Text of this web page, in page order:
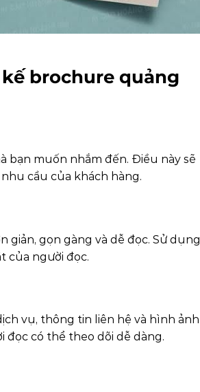
brochure quảng
bạn muốn nhắm đến. Điều này sẽ
cầu của khách hàng.
gọn gàng và dễ đọc. Sử dụng
của người đọc.
vụ, thông tin liên hệ và hình
đọc có thể theo dõi dễ dàng.